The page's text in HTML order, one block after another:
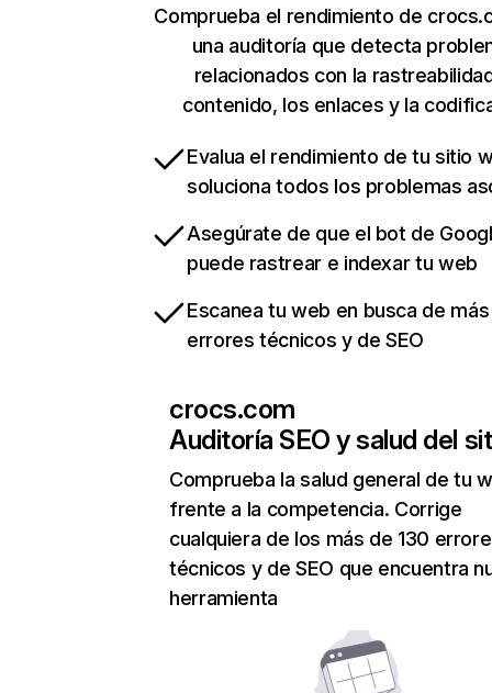
Comprueba el rendimiento de
una auditoría que detecta
relacionados con la
contenido, los enlaces y la
Evalua el rendimiento de tu sitio
soluciona todos los problemas
Asegúrate de que el bot de
puede rastrear e indexar tu web
Escanea tu web en busca de
errores técnicos y de SEO
crocs.com
Auditoría SEO y salud del
Comprueba la salud general de tu
frente a la competencia. Corrige
cualquiera de los más de 130
técnicos y de SEO que encuentra
herramienta